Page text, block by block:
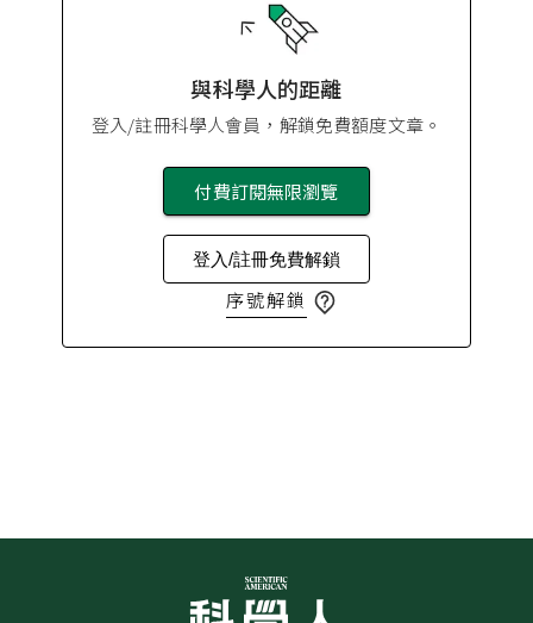
與科學人的距離
登入/註冊科學人會員，解鎖免費額度文章。
付費訂閱無限瀏覽
登入/註冊免費解鎖
序號解鎖